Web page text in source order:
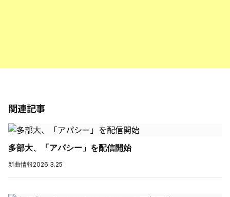
関連記事
多部大、「アパシー」を配信開始
新曲情報2026.3.25